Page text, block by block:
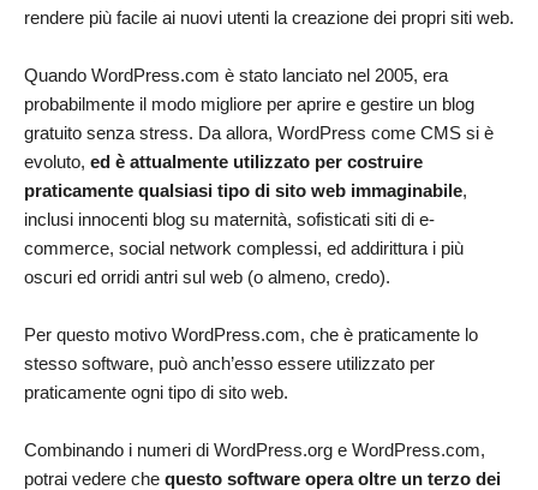
rendere più facile ai nuovi utenti la creazione dei propri siti web.
Quando WordPress.com è stato lanciato nel 2005, era
probabilmente il modo migliore per aprire e gestire un blog
gratuito senza stress. Da allora, WordPress come CMS si è
evoluto, ed è attualmente utilizzato per costruire
praticamente qualsiasi tipo di sito web immaginabile,
inclusi innocenti blog su maternità, sofisticati siti di e-
commerce, social network complessi, ed addirittura i più
oscuri ed orridi antri sul web (o almeno, credo).
Per questo motivo WordPress.com, che è praticamente lo
stesso software, può anch’esso essere utilizzato per
praticamente ogni tipo di sito web.
Combinando i numeri di WordPress.org e WordPress.com,
potrai vedere che questo software opera oltre un terzo dei